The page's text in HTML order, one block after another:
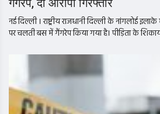
नई दिल्ली । राष्ट्रीय राजधानी दिल्ली के नांगलोई
पर चलती बस में गैंगरेप किया गया है। पीड़िता के